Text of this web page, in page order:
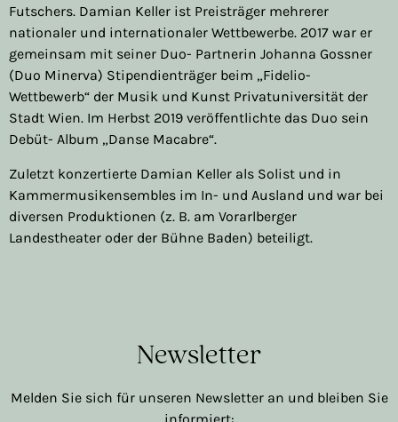
Futschers. Damian Keller ist Preisträger mehrerer
nationaler und internationaler Wettbewerbe. 2017 war er
gemeinsam mit seiner Duo- Partnerin Johanna Gossner
(Duo Minerva) Stipendienträger beim „Fidelio-
Wettbewerb“ der Musik und Kunst Privatuniversität der
Stadt Wien. Im Herbst 2019 veröffentlichte das Duo sein
Debüt- Album „Danse Macabre“.
Zuletzt konzertierte Damian Keller als Solist und in
Kammermusikensembles im In- und Ausland und war bei
diversen Produktionen (z. B. am Vorarlberger
Landestheater oder der Bühne Baden) beteiligt.
Newsletter
Melden Sie sich für unseren Newsletter an und bleiben Sie